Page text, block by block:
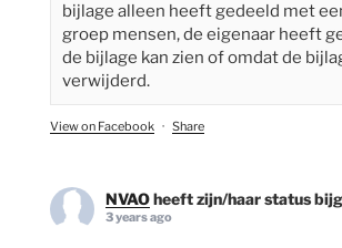
bijlage alleen heeft gedeeld met
groep mensen, de eigenaar heeft
de bijlage kan zien of omdat de
verwijderd.
View on Facebook · Share
NVAOheeft zijn/haar status
3 years ago